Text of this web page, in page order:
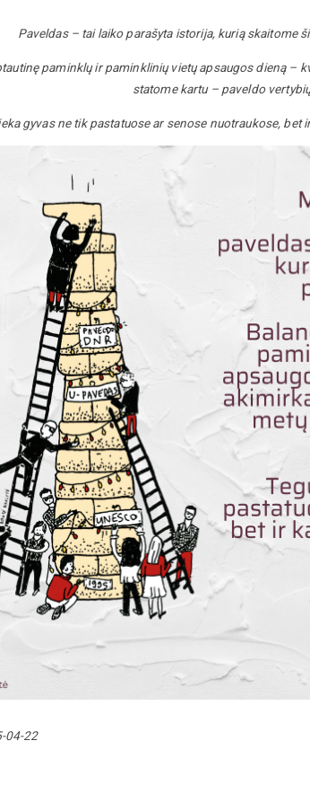
Paveldas – tai laiko parašyta istorija, kurią skaitome
paminklų ir paminklinių vietų apsaugos dieną –
statome kartu – paveldo
gyvas ne tik pastatuose ar senose nuotraukose,
04-22